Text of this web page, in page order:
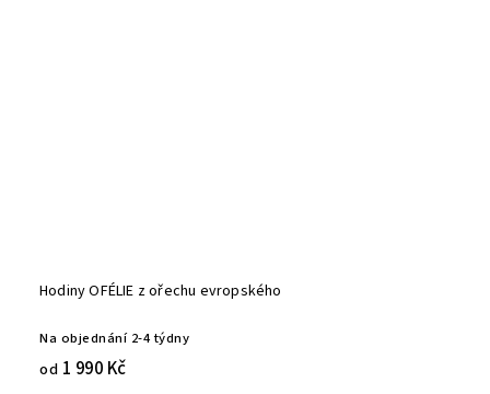
Hodiny OFÉLIE z ořechu evropského
Na objednání 2-4 týdny
od 1 990 Kč